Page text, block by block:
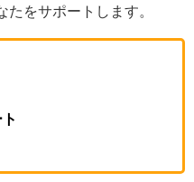
をサポートします。